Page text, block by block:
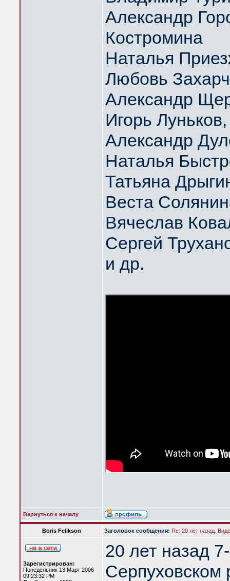
Александр
Костромина
Наталья
Любовь
Александр
Игорь
Александр
Наталья
Татьяна
Веста
Вячеслав
Сергей
и др.
Вернуться к началу
Boris Felikson Заголовок сообщения: Re: 20 лет назад.
Зарегистрирован:
Понедельник 13 Март 2006
09:23:32 PM
20 лет назад
Серпуховском